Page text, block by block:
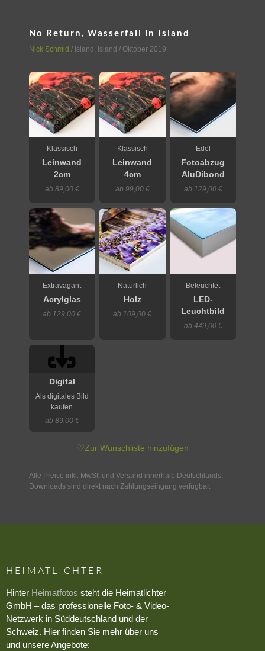
No Return, Wasserfall in Island
Nick Schmid / Island , Island / Oktober 2019
Klassisch
Leinwand
2cm
ab 89,00 €
Klassisch
Leinwand
4cm
ab 99,00 €
Edel
Fotoabzug
AluDibond
ab 129,00 €
Extravagant
Acrylglas
ab 129,00 €
Natürlich
Holz
ab 109,00 €
Beleuchtet
LED-
Leuchtbild
ab 449,00 €
Digital
Als digitales Bild
kaufen
ab 89,00 €
♡Zur Wunschliste hinzufügen
Alle Preise inkl. MwSt. und Versand innerhalb Deutschlands.
Downloads sind direkt nach Zahlungseingang verfügbar.
HEIMATLICHTER
Hinter Heimatfotos steht die Heimatlichter
GmbH – das professionelle Foto- & Video-
Netzwerk in Süddeutschland und der
Schweiz. Hier finden Sie mehr über uns
und unsere Angebote: